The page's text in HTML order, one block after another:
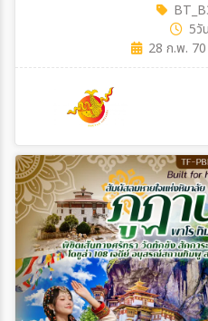
5วั
28 ก.พ.